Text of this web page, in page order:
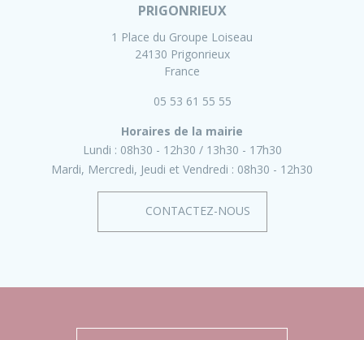
PRIGONRIEUX
1 Place du Groupe Loiseau
24130 Prigonrieux
France
05 53 61 55 55
Horaires de la mairie
Lundi : 08h30 - 12h30
13h30 - 17h30
Mardi, Mercredi, Jeudi et Vendredi : 08h30 - 12h30
CONTACTEZ-NOUS